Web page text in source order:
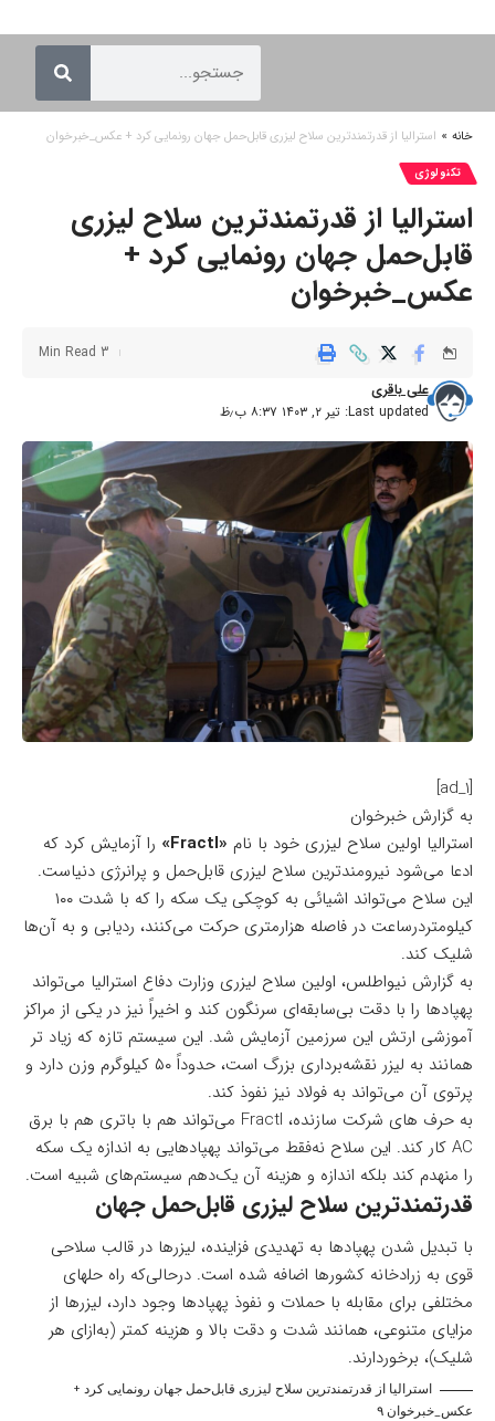
خانه » استرالیا از قدرتمندترین سلاح لیزری قابل‌حمل جهان رونمایی کرد + عکس_خبرخوان
تکنولوژی
استرالیا از قدرتمندترین سلاح لیزری
قابل‌حمل جهان رونمایی کرد +
عکس_خبرخوان
Last updated: تیر ۲, ۱۴۰۳ ۸:۳۷ ب٫ظ
علی باقری
3 Min Read
[ad_1]
به گزارش خبرخوان
استرالیا اولین سلاح لیزری خود با نام «Fractl»
را آزمایش کرد که
ادعا می‌شود نیرومندترین سلاح لیزری قابل‌حمل و پرانرژی دنیاست.
این سلاح می‌تواند اشیائی به کوچکی یک سکه را که با شدت ۱۰۰
کیلومتردرساعت در فاصله هزارمتری حرکت می‌کنند، ردیابی و به آن‌ها
شلیک کند.
به‌ گزارش نیواطلس، اولین سلاح لیزری وزارت دفاع استرالیا می‌تواند
پهپادها را با دقت بی‌سابقه‌ای سرنگون کند و اخیراً نیز در یکی از مراکز
آموزشی ارتش این سرزمین آزمایش شد. این سیستم تازه که زیاد تر
همانند به لیزر نقشه‌برداری بزرگ است، حدوداً ۵۰ کیلوگرم وزن دارد و
پرتوی آن می‌تواند به فولاد نیز نفوذ کند.
به حرف های شرکت سازنده، Fractl می‌تواند هم با باتری هم با برق
AC کار کند. این سلاح نه‌فقط می‌تواند پهپادهایی به اندازه یک سکه
را منهدم کند بلکه اندازه و هزینه آن یک‌دهم سیستم‌های شبیه است.
قدرتمندترین سلاح لیزری قابل‌حمل جهان
با تبدیل‌ شدن پهپادها به تهدیدی فزاینده، لیزرها در قالب سلاحی
قوی به زرادخانه کشورها اضافه شده است. درحالی‌که راه حلهای
مختلفی برای مقابله با حملات و نفوذ پهپادها وجود دارد، لیزرها از
مزایای متنوعی، همانند شدت و دقت بالا و هزینه کمتر (به‌ازای هر
شلیک)، برخوردارند.
استرالیا از قدرتمندترین سلاح لیزری قابل‌حمل جهان رونمایی کرد +
عکس_خبرخوان ۹